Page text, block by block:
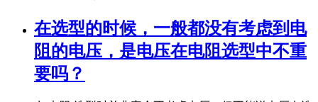
在选型的时候，一般都没有考虑到电
阻的电压，是电压在电阻选型中不重
要吗？